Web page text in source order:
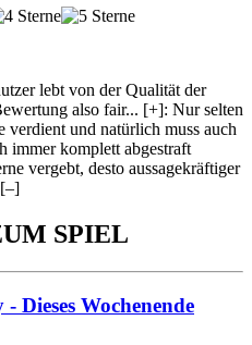
lebt von der Qualität der
also fair... [+]: Nur selten
verdient und natürlich muss auch
immer komplett abgestraft
vergebt, desto aussagekräftiger
[–]
SPIEL
Dieses Wochenende